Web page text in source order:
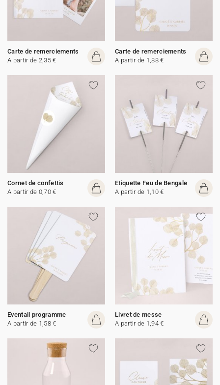
Carte de remerciements
A partir de 2,35 €
Carte de remerciements
A partir de 1,88 €
Cornet de confettis
A partir de 0,70 €
Etiquette Feu de Bengale
A partir de 1,10 €
Eventail programme
A partir de 1,58 €
Livret de messe
A partir de 1,94 €